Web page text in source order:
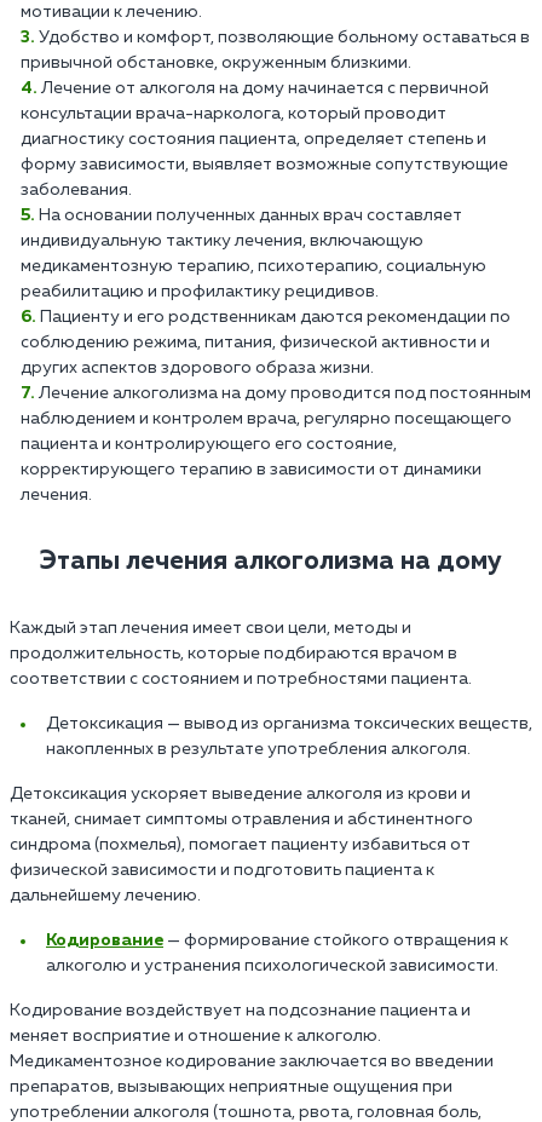
мотивации к лечению.
Удобство и комфорт, позволяющие больному оставаться в
привычной обстановке, окруженным близкими.
Лечение от алкоголя на дому начинается с первичной
консультации врача-нарколога, который проводит
диагностику состояния пациента, определяет степень и
форму зависимости, выявляет возможные сопутствующие
заболевания.
На основании полученных данных врач составляет
индивидуальную тактику лечения, включающую
медикаментозную терапию, психотерапию, социальную
реабилитацию и профилактику рецидивов.
Пациенту и его родственникам даются рекомендации по
соблюдению режима, питания, физической активности и
других аспектов здорового образа жизни.
Лечение алкоголизма на дому проводится под постоянным
наблюдением и контролем врача, регулярно посещающего
пациента и контролирующего его состояние,
корректирующего терапию в зависимости от динамики
лечения.
Этапы лечения алкоголизма на дому
Каждый этап лечения имеет свои цели, методы и
продолжительность, которые подбираются врачом в
соответствии с состоянием и потребностями пациента.
Детоксикация — вывод из организма токсических веществ,
накопленных в результате употребления алкоголя.
Детоксикация ускоряет выведение алкоголя из крови и
тканей, снимает симптомы отравления и абстинентного
синдрома (похмелья), помогает пациенту избавиться от
физической зависимости и подготовить пациента к
дальнейшему лечению.
Кодирование — формирование стойкого отвращения к
алкоголю и устранения психологической зависимости.
Кодирование воздействует на подсознание пациента и
меняет восприятие и отношение к алкоголю.
Медикаментозное кодирование заключается во введении
препаратов, вызывающих неприятные ощущения при
употреблении алкоголя (тошнота, рвота, головная боль,